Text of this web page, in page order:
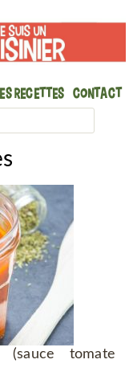
recettes Contact
(sauce tomate